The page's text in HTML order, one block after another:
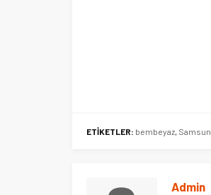
ETİKETLER: bembeyaz, Samsun
Admin